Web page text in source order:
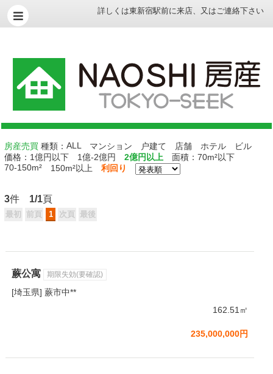
詳しくは東新宿駅前に来店、 又はご連絡下さい
房産売買 種類： ALL マンション 户建て 店舗 ホテル
ビル
価格： 1億円以下 1億-2億円 2億円以上 面積： 70m²以下
70-150m²
150m²以上 利回り
3件 1/1頁
蕨公寓 期限失効(要確認)
[埼玉県] 蕨市中**
162.51㎡
235,000,000円